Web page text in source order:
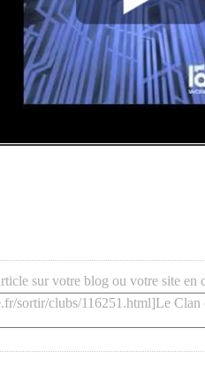
sur votre blog ou votre site